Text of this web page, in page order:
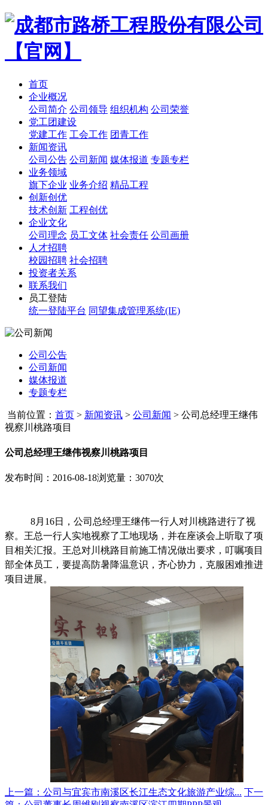
首页
企业概况
公司简介 公司领导 组织机构 公司荣誉
党工团建设
党建工作 工会工作 团青工作
新闻资讯
公司公告 公司新闻 媒体报道 专题专栏
业务领域
旗下企业 业务介绍 精品工程
创新创优
技术创新 工程创优
企业文化
公司理念 员工文体 社会责任 公司画册
人才招聘
校园招聘 社会招聘
投资者关系
联系我们
员工登陆
统一登陆平台 同望集成管理系统(IE)
公司公告
公司新闻
媒体报道
专题专栏
当前位置： 首页 > 新闻资讯 > 公司新闻 > 公司总经理王继伟
视察川桃路项目
公司总经理王继伟视察川桃路项目
发布时间：2016-08-18浏览量：3070次
8月16日，公司总经理王继伟一行人对川桃路进行了视
察。王总一行人实地视察了工地现场，并在座谈会上听取了项
目相关汇报。 王总对川桃路目前施工情况做出要求，叮嘱项目
部全体员工，要提高防暑降温意识，齐心协力，克服困难推进
项目进展。
上一篇：公司与宜宾市南溪区长江生态文化旅游产业综... 下一